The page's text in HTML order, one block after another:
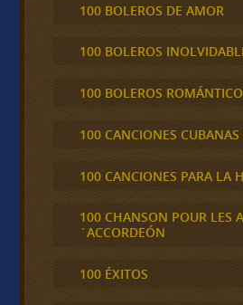
100 BOLEROS DE AMOR
100 BOLEROS
100 BOLEROS
100 CANCIONES
100 CANCIONES PARA LA
100 CHANSON POUR LES
´ACCORDEÓN
100 ÉXITOS